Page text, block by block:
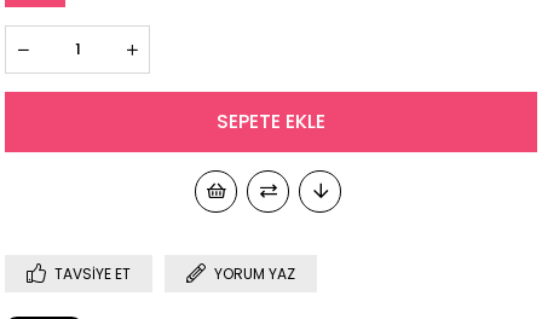
TAVSIYE ET YORUM YAZ